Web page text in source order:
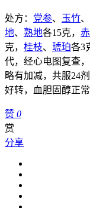
处方： 党参、 玉竹、
地、 熟地各15克，
克， 桂枝、 琥珀各3
代，经心电图复查
略有加减，共服24
好转，血胆固醇正常
赞 0
赏
分享